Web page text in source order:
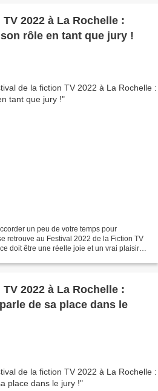
2022 à La Rochelle :
rôle en tant que jury !
un peu de votre temps pour
retrouve au Festival 2022 de la Fiction TV
doit être une réelle joie et un vrai plaisir
2022 à La Rochelle :
de sa place dans le